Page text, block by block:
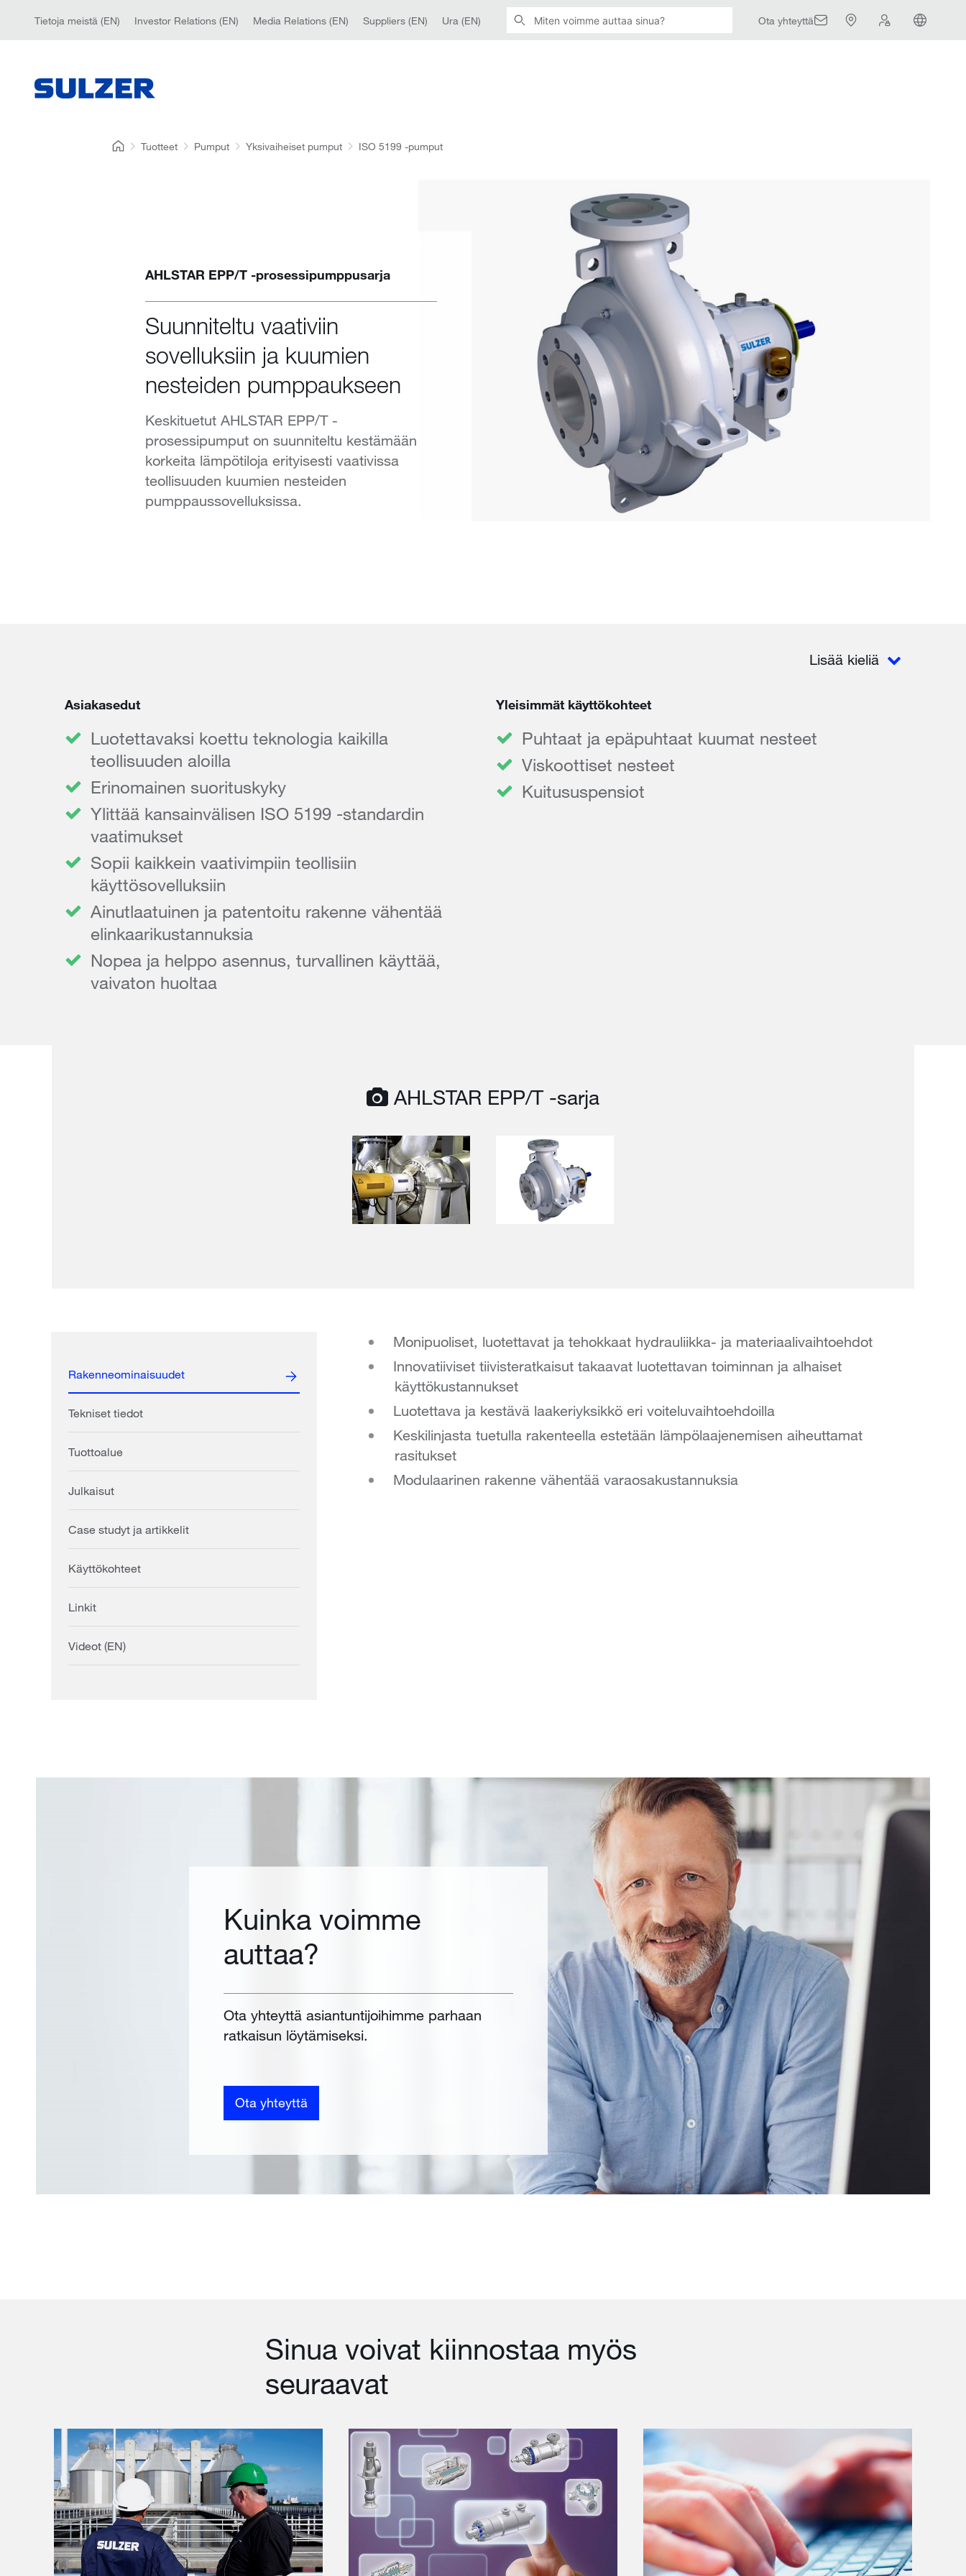
Ota yhteyttä
Tietoja meistä (EN) Investor Relations (EN) Media Relations (EN) Suppliers (EN) Ura (EN)
Tuotteet Pumput Yksivaiheiset pumput ISO 5199 -pumput
AHLSTAR EPP/T -prosessipumppusarja
Suunniteltu vaativiin
sovelluksiin ja kuumien
nesteiden pumppaukseen
Keskituetut AHLSTAR EPP/T -
prosessipumput on suunniteltu kestämään
korkeita lämpötiloja erityisesti vaativissa
teollisuuden kuumien nesteiden
pumppaussovelluksissa.
Lisää kieliä
Asiakasedut
Luotettavaksi koettu teknologia kaikilla
teollisuuden aloilla
Erinomainen suorituskyky
Ylittää kansainvälisen ISO 5199 -standardin
vaatimukset
Sopii kaikkein vaativimpiin teollisiin
käyttösovelluksiin
Ainutlaatuinen ja patentoitu rakenne vähentää
elinkaarikustannuksia
Nopea ja helppo asennus, turvallinen käyttää,
vaivaton huoltaa
Yleisimmät käyttökohteet
Puhtaat ja epäpuhtaat kuumat nesteet
Viskoottiset nesteet
Kuitususpensiot
AHLSTAR EPP/T -sarja
Rakenneominaisuudet
Monipuoliset, luotettavat ja tehokkaat hydrauliikka- ja materiaalivaihtoehdot
Innovatiiviset tiivisteratkaisut takaavat luotettavan toiminnan ja alhaiset
käyttökustannukset
Luotettava ja kestävä laakeriyksikkö eri voiteluvaihtoehdoilla
Keskilinjasta tuetulla rakenteella estetään lämpölaajenemisen aiheuttamat
rasitukset
Modulaarinen rakenne vähentää varaosakustannuksia
Tekniset tiedot
Tuottoalue
Julkaisut
Case studyt ja artikkelit
Käyttökohteet
Linkit
Videot (EN)
Kuinka voimme
auttaa?
Ota yhteyttä asiantuntijoihimme parhaan
ratkaisun löytämiseksi.
Ota yhteyttä
Sinua voivat kiinnostaa myös
seuraavat